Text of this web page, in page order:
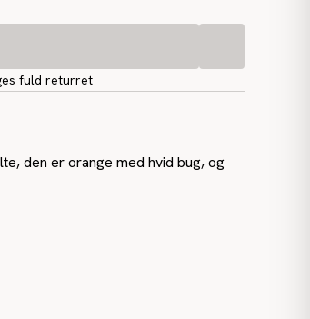
fuld returret
den er orange med hvid bug, og